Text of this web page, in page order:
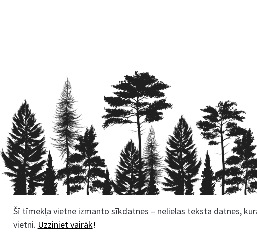
Rekvizīti
Šī tīmekļa vietne izmanto sīkdatnes – nelielas teksta datnes,
vietni. Uzziniet vairāk!